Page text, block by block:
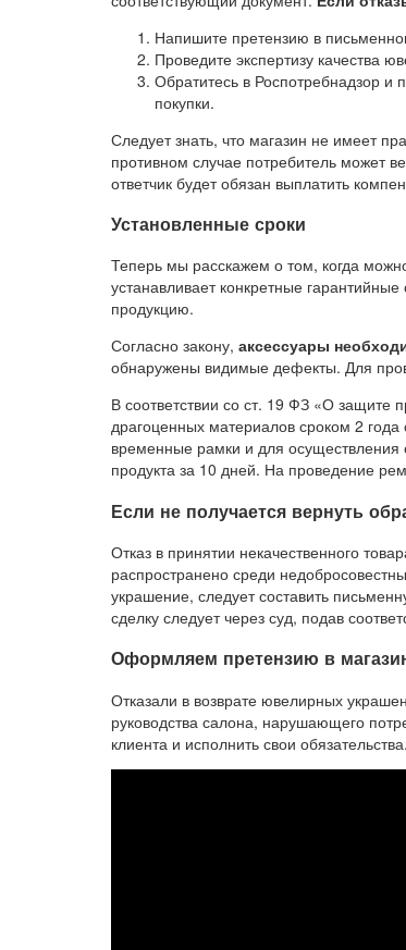
Напишите претензию в
Проведите экспертизу качества
Обратитесь в Роспотребнадзор и
покупки.
Следует знать, что магазин не имеет
противном случае потребитель может
ответчик будет обязан выплатить
Установленные сроки
Теперь мы расскажем о том, когда
устанавливает конкретные
продукцию.
Согласно закону, аксессуары
обнаружены видимые дефекты. Для
В соответствии со ст. 19 ФЗ «О защите
драгоценных материалов сроком 2
временные рамки и для
продукта за 10 дней. На проведение
Если не получается вернуть
Отказ в принятии некачественного
распространено среди
украшение, следует составить
сделку следует через суд, подав
Оформляем претензию в
Отказали в возврате ювелирных
руководства салона, нарушающего
клиента и исполнить свои обязательства.